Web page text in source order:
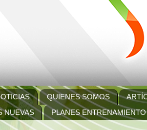
QUIENES SOMOS
NUEVAS
PLANES ENTRENAMIENTO